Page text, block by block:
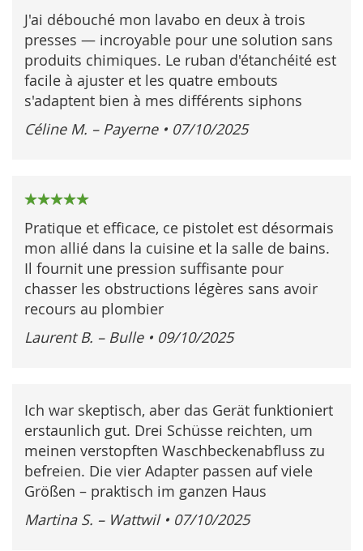
100%
J'ai débouché mon lavabo en deux à trois
presses — incroyable pour une solution sans
produits chimiques. Le ruban d'étanchéité est
facile à ajuster et les quatre embouts
s'adaptent bien à mes différents siphons
Céline M. – Payerne • 07/10/2025
100%
Pratique et efficace, ce pistolet est désormais
mon allié dans la cuisine et la salle de bains.
Il fournit une pression suffisante pour
chasser les obstructions légères sans avoir
recours au plombier
Laurent B. – Bulle • 09/10/2025
Ich war skeptisch, aber das Gerät funktioniert
erstaunlich gut. Drei Schüsse reichten, um
meinen verstopften Waschbeckenabfluss zu
befreien. Die vier Adapter passen auf viele
Größen – praktisch im ganzen Haus
Martina S. – Wattwil • 07/10/2025